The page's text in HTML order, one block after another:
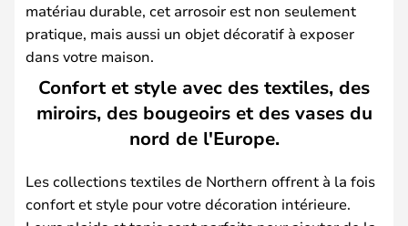
matériau durable, cet arrosoir est non seulement
pratique, mais aussi un objet décoratif à exposer
dans votre maison.
Confort et style avec des textiles, des
miroirs, des bougeoirs et des vases du
nord de l'Europe.
Les collections textiles de Northern offrent à la fois
confort et style pour votre décoration intérieure.